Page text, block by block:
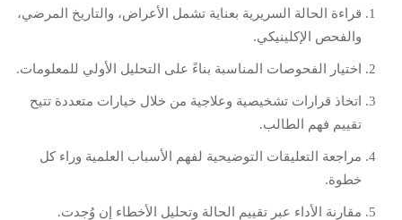
قراءة الحالة السريرية بعناية تشمل الأعراض، والتاريخ المرضي،
والفحص الإكلينيكي.
اختيار الفحوصات المناسبة بناءً على التحليل الأولي للمعلومات.
اتخاذ قرارات تشخيصية وعلاجية من خلال خيارات متعددة تتيح
تقييم فهم الطالب.
مراجعة التعليقات التوضيحية لفهم الأسباب العلمية وراء كل
خطوة.
مقارنة الأداء عبر تقييم الحالة وتحليل الأخطاء إن وُجدت.